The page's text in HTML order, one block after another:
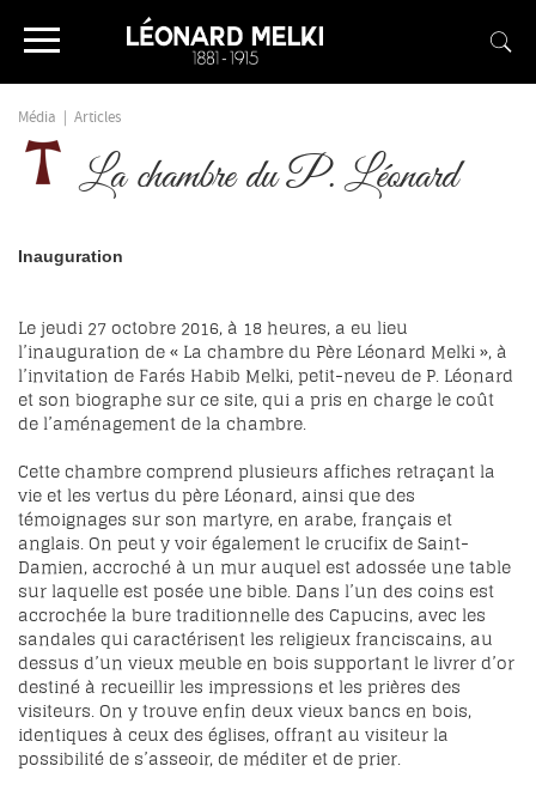
Média Articles
La chambre du P. Léonard
Inauguration
Le jeudi 27 octobre 2016, à 18 heures, a eu lieu
l’inauguration de « La chambre du Père Léonard Melki », à
l’invitation de Farés Habib Melki, petit-neveu de P. Léonard
et son biographe sur ce site, qui a pris en charge le coût
de l’aménagement de la chambre.
Cette chambre comprend plusieurs affiches retraçant la
vie et les vertus du père Léonard, ainsi que des
témoignages sur son martyre, en arabe, français et
anglais. On peut y voir également le crucifix de Saint-
Damien, accroché à un mur auquel est adossée une table
sur laquelle est posée une bible. Dans l’un des coins est
accrochée la bure traditionnelle des Capucins, avec les
sandales qui caractérisent les religieux franciscains, au
dessus d’un vieux meuble en bois supportant le livrer d’or
destiné à recueillir les impressions et les prières des
visiteurs. On y trouve enfin deux vieux bancs en bois,
identiques à ceux des églises, offrant au visiteur la
possibilité de s’asseoir, de méditer et de prier.